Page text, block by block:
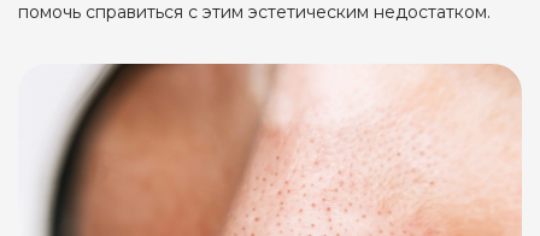
помочь справиться с этим эстетическим недостатком.